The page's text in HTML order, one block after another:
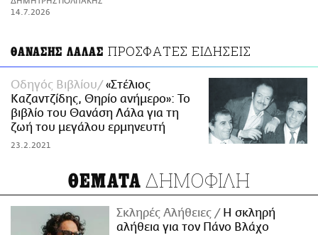
ΑΜΠΑ
14.7.2026
ΘΑΝΑΣΗΣ ΛΑΛΑΣ ΠΡΟΣΦΑΤΕΣ ΕΙΔΗΣΕΙΣ
Οδηγός Βιβλίου
«Στέλιος
Καζαντζίδης, Θηρίο ανήμερο»: Το
βιβλίο του Θανάση Λάλα για τη
ζωή του μεγάλου ερμηνευτή
23.2.2021
ΘΕΜΑΤΑ ΔΗΜΟΦΙΛΗ
Σκληρές Αλήθειες
H σκληρή
αλήθεια για τον Πάνο Βλάχο